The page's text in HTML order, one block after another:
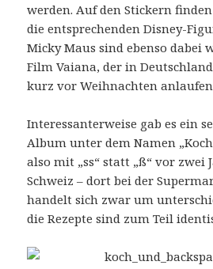
werden. Auf den Stickern
die entsprechenden Disney-
Micky Maus sind ebenso dabei
Film Vaiana, der in
kurz vor Weihnachten
Interessanterweise gab es ein
Album unter dem Namen
also mit „ss“ statt „ß“ vor zwei
Schweiz – dort bei der
handelt sich zwar um
die Rezepte sind zum Teil